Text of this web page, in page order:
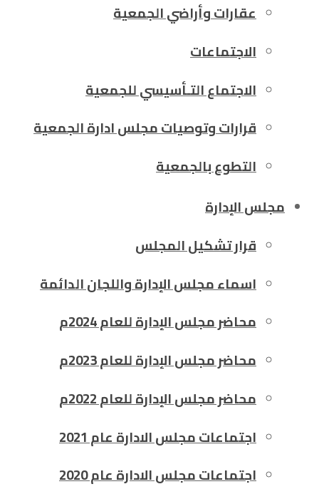
عقارات وأراضي الجمعية
الاجتماعات
الاجتماع التـأسيسي للجمعية
قرارات وتوصيات مجلس ادارة الجمعية
التطوع بالجمعية
مجلس الإدارة
قرار تشكيل المجلس
اسماء مجلس الإدارة واللجان الدائمة
محاضر مجلس الإدارة للعام 2024م
محاضر مجلس الإدارة للعام 2023م
محاضر مجلس الإدارة للعام 2022م
اجتماعات مجلس الادارة عام 2021
اجتماعات مجلس الادارة عام 2020